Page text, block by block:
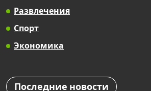
Развлечения
Спорт
Экономика
Последние новости